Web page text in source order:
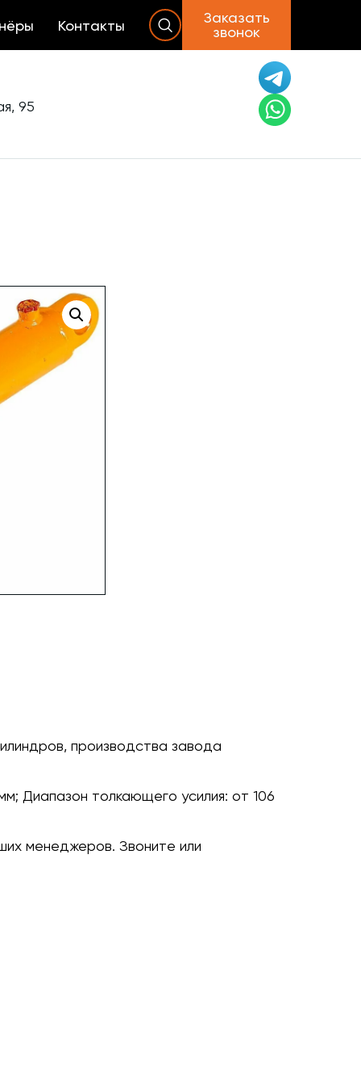
Контакты
Заказать
звонок
95
производства завода
Диапазон толкающего усилия: от 106
менеджеров. Звоните или